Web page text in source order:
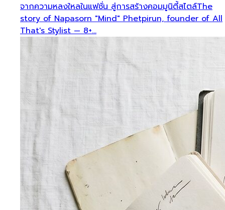
จากความหลงใหลในแฟชั่น สู่การสร้างคอมมูนิตี้สไตล์The
story of Napasorn "Mind" Phetpirun, founder of All
That's Stylist — 8+…